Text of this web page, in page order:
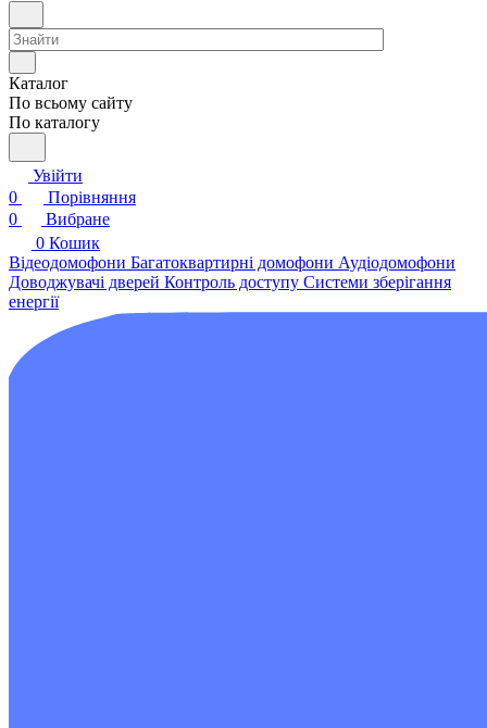
Каталог
По всьому сайту
По каталогу
Увійти
0
Порівняння
0
Вибране
0 Кошик
Відеодомофони Багатоквартирні домофони Аудіодомофони
Доводжувачі дверей Контроль доступу Системи зберігання
енергії